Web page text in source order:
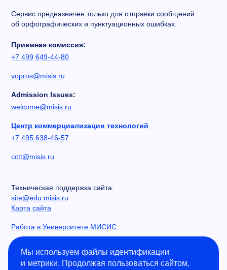
Сервис предназначен только для отправки сообщений
об орфографических и пунктуационных ошибках.
Приемная комиссия:
+7 499 649-44-80
vopros@misis.ru
Admission Issues:
welcome@misis.ru
Центр коммерциализации технологий
+7 495 638-46-57
cctt@misis.ru
Техническая поддержка сайта:
site@edu.misis.ru
Карта сайта
Работа в Университете МИСИС
Сведения об образовательной организации
Информация о закупках
Мы используем файлы идентификации
и метрики. Продолжая пользоваться сайтом,